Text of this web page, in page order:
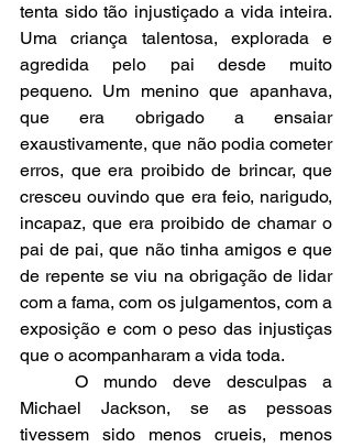
tenta sido tão injustiçado a vida inteira.
Uma criança talentosa, explorada e
agredida pelo pai desde muito
pequeno. Um menino que apanhava,
que era obrigado a ensaiar
exaustivamente, que não podia cometer
erros, que era proibido de brincar, que
cresceu ouvindo que era feio, narigudo,
incapaz, que era proibido de chamar o
pai de pai, que não tinha amigos e que
de repente se viu na obrigação de lidar
com a fama, com os julgamentos, com a
exposição e com o peso das injustiças
que o acompanharam a vida toda.
Michael Jackson, se as pessoas
tivessem sido menos crueis, menos